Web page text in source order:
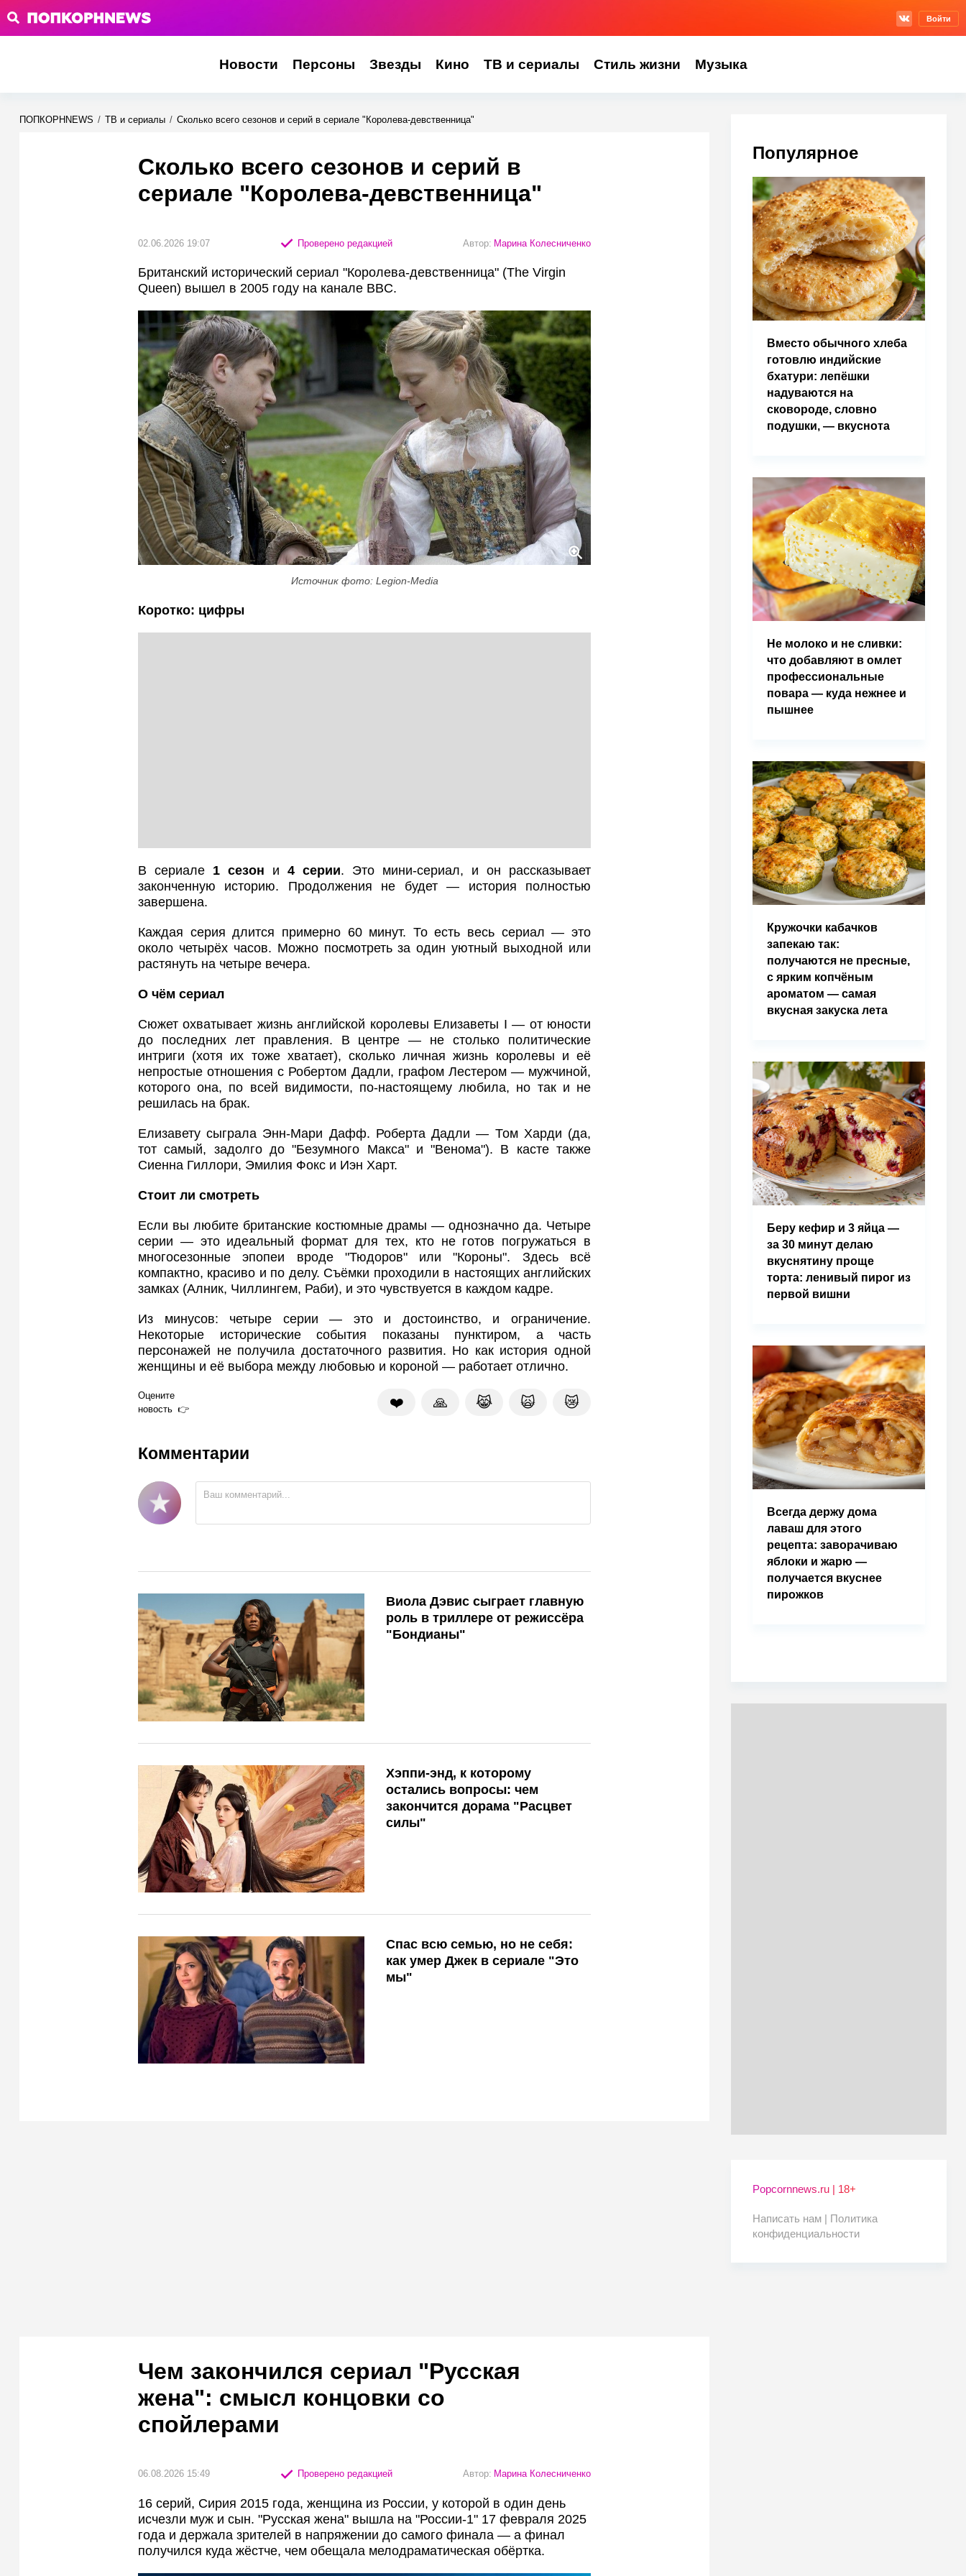
Войти
Новости Персоны Звезды Кино ТВ и сериалы Стиль жизни Музыка
ПОПКОРНNEWS / ТВ и сериалы / Сколько всего сезонов и серий в сериале "Королева-девственница"
Сколько всего сезонов и серий в
сериале "Королева-девственница"
02.06.2026 19:07 Проверено редакцией Автор: Марина Колесниченко
Британский исторический сериал "Королева-девственница" (The Virgin
Queen) вышел в 2005 году на канале BBC.
Источник фото: Legion-Media
Коротко: цифры
В сериале 1 сезон и 4 серии. Это мини-сериал, и он рассказывает
законченную историю. Продолжения не будет — история полностью
завершена.
Каждая серия длится примерно 60 минут. То есть весь сериал — это
около четырёх часов. Можно посмотреть за один уютный выходной или
растянуть на четыре вечера.
О чём сериал
Сюжет охватывает жизнь английской королевы Елизаветы I — от юности
до последних лет правления. В центре — не столько политические
интриги (хотя их тоже хватает), сколько личная жизнь королевы и её
непростые отношения с Робертом Дадли, графом Лестером — мужчиной,
которого она, по всей видимости, по-настоящему любила, но так и не
решилась на брак.
Елизавету сыграла Энн-Мари Дафф. Роберта Дадли — Том Харди (да,
тот самый, задолго до "Безумного Макса" и "Венома"). В касте также
Сиенна Гиллори, Эмилия Фокс и Иэн Харт.
Стоит ли смотреть
Если вы любите британские костюмные драмы — однозначно да. Четыре
серии — это идеальный формат для тех, кто не готов погружаться в
многосезонные эпопеи вроде "Тюдоров" или "Короны". Здесь всё
компактно, красиво и по делу. Съёмки проходили в настоящих английских
замках (Алник, Чиллингем, Раби), и это чувствуется в каждом кадре.
Из минусов: четыре серии — это и достоинство, и ограничение.
Некоторые исторические события показаны пунктиром, а часть
персонажей не получила достаточного развития. Но как история одной
женщины и её выбора между любовью и короной — работает отлично.
Оцените
новость
❤️ 🙏 😹 🙀 😿
Комментарии
Виола Дэвис сыграет главную
роль в триллере от режиссёра
"Бондианы"
Хэппи-энд, к которому
остались вопросы: чем
закончится дорама "Расцвет
силы"
Спас всю семью, но не себя:
как умер Джек в сериале "Это
мы"
Чем закончился сериал "Русская
жена": смысл концовки со
спойлерами
06.08.2026 15:49 Проверено редакцией Автор: Марина Колесниченко
16 серий, Сирия 2015 года, женщина из России, у которой в один день
исчезли муж и сын. "Русская жена" вышла на "России-1" 17 февраля 2025
года и держала зрителей в напряжении до самого финала — а финал
получился куда жёстче, чем обещала мелодраматическая обёртка.
Популярное
Вместо обычного хлеба
готовлю индийские
бхатури: лепёшки
надуваются на
сковороде, словно
подушки, — вкуснота
Не молоко и не сливки:
что добавляют в омлет
профессиональные
повара — куда нежнее и
пышнее
Кружочки кабачков
запекаю так:
получаются не пресные,
с ярким копчёным
ароматом — самая
вкусная закуска лета
Беру кефир и 3 яйца —
за 30 минут делаю
вкуснятину проще
торта: ленивый пирог из
первой вишни
Всегда держу дома
лаваш для этого
рецепта: заворачиваю
яблоки и жарю —
получается вкуснее
пирожков
Popcornnews.ru | 18+
Написать нам | Политика
конфиденциальности